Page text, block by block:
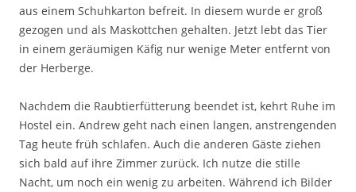
aus einem Schuhkarton befreit. In diesem wurde er groß
gezogen und als Maskottchen gehalten. Jetzt lebt das Tier
in einem geräumigen Käfig nur wenige Meter entfernt von
der Herberge.
Nachdem die Raubtierfütterung beendet ist, kehrt Ruhe im
Hostel ein. Andrew geht nach einen langen, anstrengenden
Tag heute früh schlafen. Auch die anderen Gäste ziehen
sich bald auf ihre Zimmer zurück. Ich nutze die stille
Nacht, um noch ein wenig zu arbeiten. Während ich Bilder